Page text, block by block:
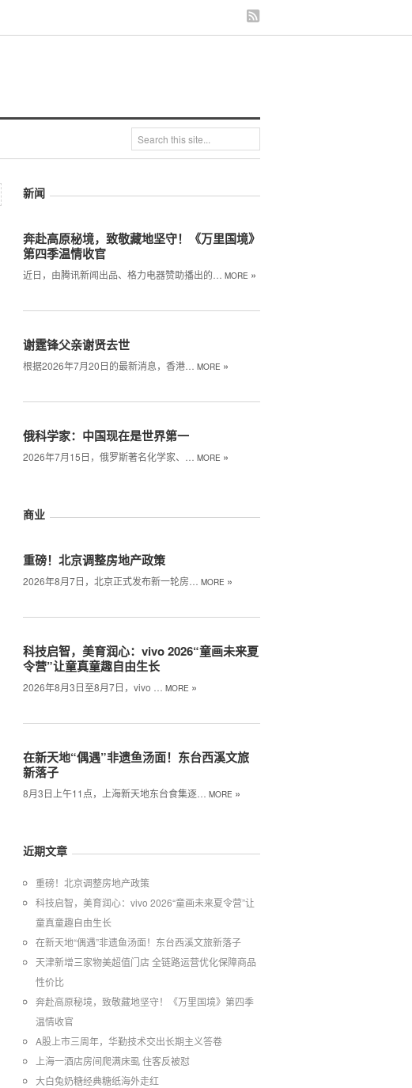
新闻
奔赴高原秘境，致敬藏地坚守！《万里国境》
第四季温情收官
近日，由腾讯新闻出品、格力电器赞助播出的… MORE »
谢霆锋父亲谢贤去世
根据2026年7月20日的最新消息，香港… MORE »
俄科学家：中国现在是世界第一
2026年7月15日，俄罗斯著名化学家、… MORE »
商业
重磅！北京调整房地产政策
2026年8月7日，北京正式发布新一轮房… MORE »
科技启智，美育润心：vivo 2026“童画未来夏
令营”让童真童趣自由生长
2026年8月3日至8月7日，vivo … MORE »
在新天地“偶遇”非遗鱼汤面！东台西溪文旅
新落子
8月3日上午11点，上海新天地东台食集逐… MORE »
近期文章
重磅！北京调整房地产政策
科技启智，美育润心：vivo 2026“童画未来夏令营”让
童真童趣自由生长
在新天地“偶遇”非遗鱼汤面！东台西溪文旅新落子
天津新增三家物美超值门店 全链路运营优化保障商品
性价比
奔赴高原秘境，致敬藏地坚守！《万里国境》第四季
温情收官
A股上市三周年，华勤技术交出长期主义答卷
上海一酒店房间爬满床虱 住客反被怼
大白兔奶糖经典糖纸海外走红